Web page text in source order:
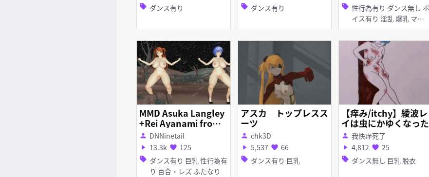
sell ダンス有り sell ダンス有り sell 性行為有り ダンス無し ボ
イス有り 淫乱 爆乳 マイ
クロ水着 お漏らし・潮吹
き 手コキ パイズリ フェ
ラ
MMD Asuka Langley
+Rei Ayanami from
Evangelion+Sextra
(Anaconda) R18
person DNNinetail
play_arrow 13.3k favorite 125
sell ダンス有り 巨乳 性行為有
り 百合・レズ ふたなり
アスカ トップレスス
ーツ
person chk3D
play_arrow 5,537 favorite 66
sell ダンス有り 巨乳
【痒み/itchy】綾波レ
イは虫にかゆくなった
person 我快痒死了
play_arrow 4,812 favorite 25
sell ダンス無し 巨乳 脱衣